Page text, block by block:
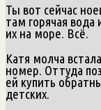
Ты вот сейчас
там горячая вода
их на море. Всё.
Катя молча
номер. Оттуда
ей купить
детских.